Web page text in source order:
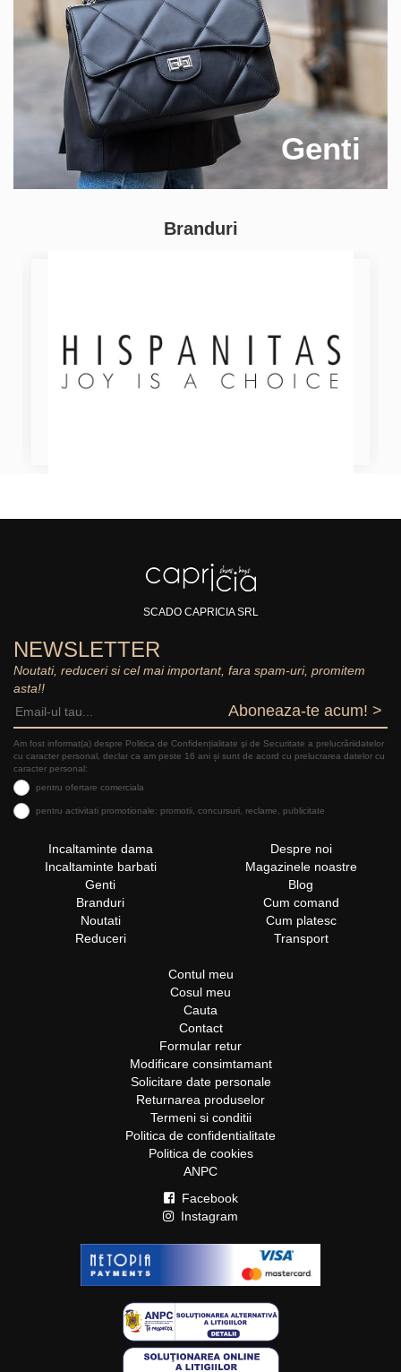
Genti
Branduri
SCADO CAPRICIA SRL
NEWSLETTER
Noutati, reduceri si cel mai important, fara spam-uri, promitem
asta!!
Aboneaza-te acum! >
Am fost informat(a) despre Politica de Confidențialitate şi de Securitate a prelucrăriidatelor
cu caracter personal, declar ca am peste 16 ani și sunt de acord cu prelucrarea datelor cu
caracter personal:
pentru ofertare comerciala
pentru activitati promotionale: promotii, concursuri, reclame, publicitate
Incaltaminte dama
Incaltaminte barbati
Genti
Branduri
Noutati
Reduceri
Despre noi
Magazinele noastre
Blog
Cum comand
Cum platesc
Transport
Contul meu
Cosul meu
Cauta
Contact
Formular retur
Modificare consimtamant
Solicitare date personale
Returnarea produselor
Termeni si conditii
Politica de confidentialitate
Politica de cookies
ANPC
Facebook
Instagram